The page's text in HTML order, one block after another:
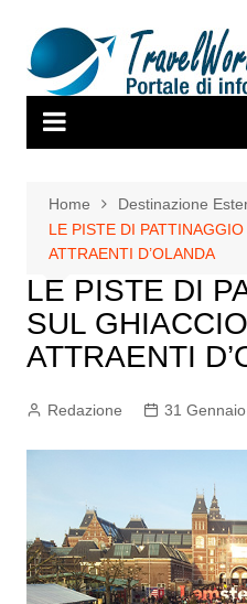
contenuto
Home Destinazione
LE PISTE DI
ATTRAENTI D’OLANDA
LE PISTE DI
SUL
ATTRAENTI
Redazione 31